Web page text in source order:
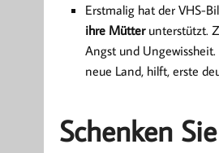
Erstmalig hat der VHS-
ihre Mütterunterstützt.
Angst und
neue Land, hilft, erste
Schenken